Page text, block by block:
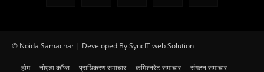
© Noida Samachar | Developed By SyncIT web Solution
होम नोएडा कॉप्स प्राधिकरण समाचार कमिश्नरेट समाचार संगठन समाचार